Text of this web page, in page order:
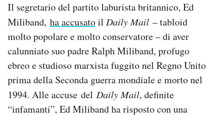
SHOP
CALENDARIO
Area Personale
Il segretario del partito laburista britannico, Ed
Miliband, ha accusatoil Daily Mail – tabloid
molto popolare e molto conservatore – di aver
calunniato suo padre Ralph Miliband, profugo
ebreo e studioso marxista fuggito nel Regno Unito
prima della Seconda guerra mondiale e morto nel
1994. Alle accuse del Daily Mail, definite
“infamanti”, Ed Miliband ha risposto con una